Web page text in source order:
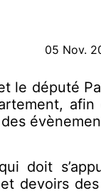
05 Nov.
le député
doit
devoirs